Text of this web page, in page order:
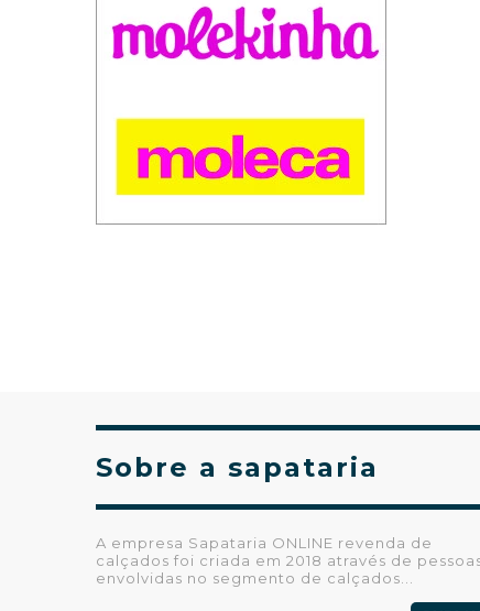
Sobre a sapataria
A empresa Sapataria ONLINE revenda de
calçados foi criada em 2018 através de
envolvidas no segmento de calçados...